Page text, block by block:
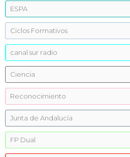
ESPA
Ciclos Formativos
canal sur radio
Ciencia
Reconocimiento
Junta de Andalucía
FP Dual